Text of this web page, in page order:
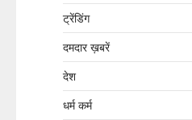
ट्रेंडिंग
दमदार ख़बरें
देश
धर्म कर्म